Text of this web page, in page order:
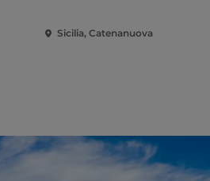
Sicilia, Catenanuova